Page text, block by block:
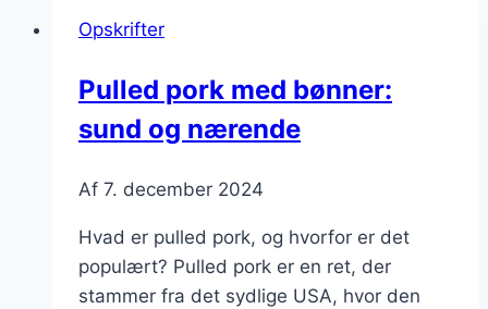
sommerfest
Opskrifter
Pulled pork med bønner:
sund og nærende
Af 7. december 2024
Hvad er pulled pork, og hvorfor er det
populært? Pulled pork er en ret, der
stammer fra det sydlige USA, hvor den